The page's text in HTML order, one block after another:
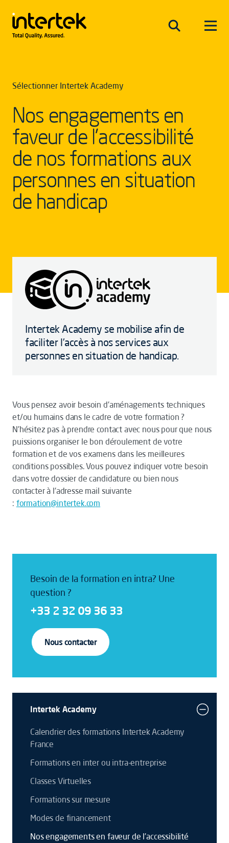
Sélectionner Intertek Academy
Nos engagements en
faveur de l’accessibilité
de nos formations aux
personnes en situation
de handicap
Intertek Academy se mobilise afin de
faciliter l’accès à nos services aux
personnes en situation de handicap.
Vous pensez avoir besoin d'aménagements techniques
et/ou humains dans le cadre de votre formation ?
N’hésitez pas à prendre contact avec nous pour que nous
puissions organiser le bon déroulement de votre
formation et de vos examens dans les meilleures
conditions possibles. Vous pouvez indiquer votre besoin
dans votre dossier de candidature ou bien nous
contacter à l'adresse mail suivante
: formation@intertek.com
Besoin de la formation en intra? Une
question ?
+33 2 32 09 36 33
Nous contacter
Intertek Academy
Calendrier des formations Intertek Academy
France
Formations en inter ou intra-entreprise
Classes Virtuelles
Formations sur mesure
Modes de financement
Nos engagements en faveur de l’accessibilité